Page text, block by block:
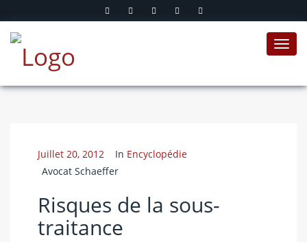
Juillet 20, 2012 In Encyclopédie
Avocat Schaeffer
Risques de la sous-
traitance